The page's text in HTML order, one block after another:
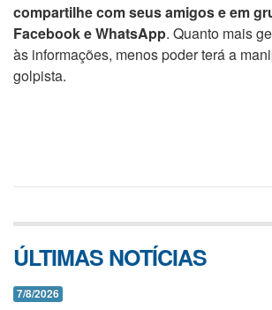
compartilhe com seus amigos e em
Facebook e WhatsApp. Quanto mais
às informações, menos poder terá a
golpista.
ÚLTIMAS NOTÍCIAS
7/8/2026